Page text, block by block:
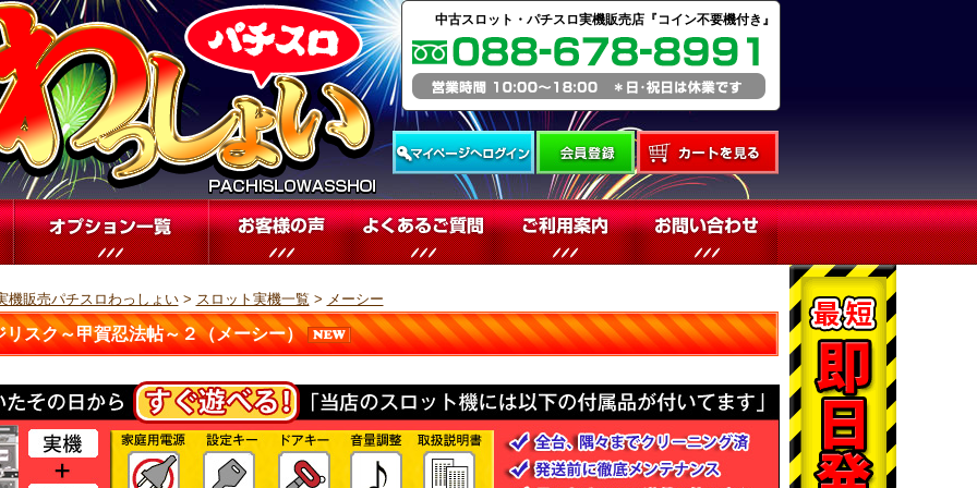
中古スロット・パチスロ実機販売店『コイン不要機付き』
機販売パチスロわっしょい> スロット実機一覧 > メーシー
リスク～甲賀忍法帖～２（メーシー）